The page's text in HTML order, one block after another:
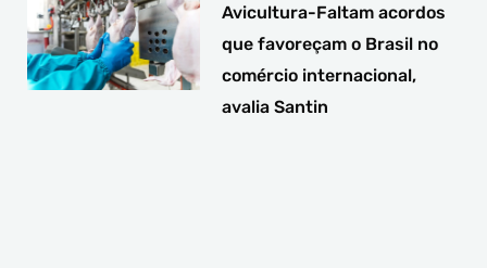
Avicultura-Faltam acordos
que favoreçam o Brasil no
comércio internacional,
avalia Santin